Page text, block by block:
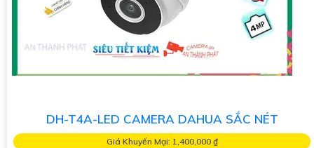
DH-T4A-LED CAMERA DAHUA SẮC NÉT
Giá Khuyến Mại: 1,400,000 ₫